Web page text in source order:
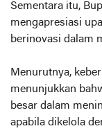
Sementara itu,
mengapresiasi
berinovasi dalam
Menurutnya,
menunjukkan
besar dalam
apabila dikelola